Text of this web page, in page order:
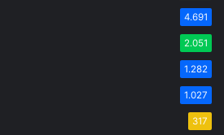
4.691
2.051
1.282
1.027
317